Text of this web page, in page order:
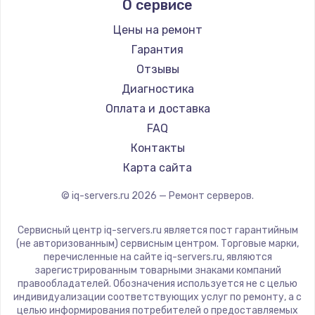
Замена электроконфорки
1300 руб.
Техобслуживание
900 руб.
Заказать
Установка / подключение / демонтаж
Заказать
Прошивка
1400 руб.
О сервисе
Цены на ремонт
Гарантия
Отзывы
Диагностика
Оплата и доставка
FAQ
Контакты
Карта сайта
© iq-servers.ru 2026 — Ремонт серверов.
Сервисный центр iq-servers.ru является пост гарантийным
(не авторизованным) сервисным центром. Торговые марки,
перечисленные на сайте iq-servers.ru, являются
зарегистрированным товарными знаками компаний
правообладателей. Обозначения используется не с целью
индивидуализации соответствующих услуг по ремонту, а с
целью информирования потребителей о предоставляемых